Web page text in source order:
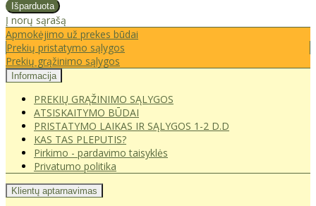
Į norų sąrašą
Apmokėjimo už prekes būdai
Prekių pristatymo sąlygos
Prekių grąžinimo sąlygos
Informacija
PREKIŲ GRĄŽINIMO SĄLYGOS
ATSISKAITYMO BŪDAI
PRISTATYMO LAIKAS IR SĄLYGOS 1-2 D.D
KAS TAS PLEPUTIS?
Pirkimo - pardavimo taisyklės
Privatumo politika
Klientų aptarnavimas